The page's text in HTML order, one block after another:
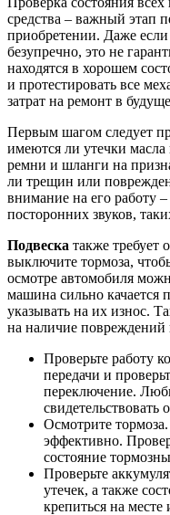
средства – важный этап
приобретении. Даже
безупречно, это не
находятся в хорошем
и протестировать все
затрат на ремонт в
Первым шагом следует
имеются ли утечки
ремни и шланги на
ли трещин или
внимание на его работу
посторонних звуков,
Подвеска также требует
выключите тормоза,
осмотре автомобиля
машина сильно качается
указывать на их износ.
на наличие повреждений
Проверьте работу
передачи и
переключение.
свидетельствовать
Осмотрите
эффективно.
состояние
Проверьте
утечек, а также
крепиться на